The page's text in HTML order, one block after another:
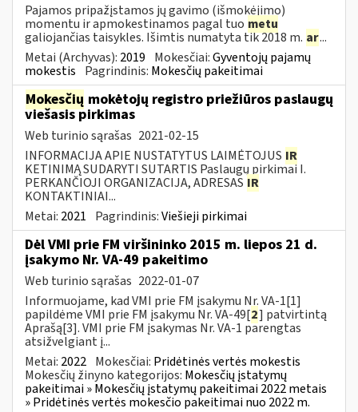
Pajamos pripažįstamos jų gavimo (išmokėjimo)
momentu ir apmokestinamos pagal tuo metu
galiojančias taisykles. Išimtis numatyta tik 2018 m. ar...
Metai (Archyvas): 2019 Mokesčiai:Gyventojų pajamų
mokestis Pagrindinis: Mokesčių pakeitimai
Mokesčių mokėtojų registro priežiūros paslaugų
viešasis pirkimas
Web turinio sąrašas 2021-02-15
INFORMACIJA APIE NUSTATYTUS LAIMĖTOJUS IR
KETINIMĄ SUDARYTI SUTARTIS Paslaugų pirkimai I.
PERKANČIOJI ORGANIZACIJA, ADRESAS IR
KONTAKTINIAI...
Metai: 2021 Pagrindinis:Viešieji pirkimai
Dėl VMI prie FM viršininko 2015 m. liepos 21 d.
įsakymo Nr. VA-49 pakeitimo
Web turinio sąrašas 2022-01-07
Informuojame, kad VMI prie FM įsakymu Nr. VA-1[1]
papildėme VMI prie FM įsakymu Nr. VA-49[2] patvirtintą
Aprašą[3]. VMI prie FM įsakymas Nr. VA-1 parengtas
atsižvelgiant į...
Metai: 2022 Mokesčiai: Pridėtinės vertės mokestis
Mokesčių žinyno kategorijos: Mokesčių įstatymų
pakeitimai » Mokesčių įstatymų pakeitimai 2022 metais
» Pridėtinės vertės mokesčio pakeitimai nuo 2022 m.